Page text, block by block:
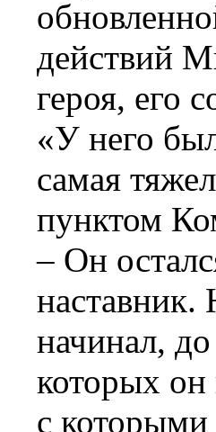
действий
героя, его
«У него
самая
пунктом
– Он
начинал,
которых он
с которыми